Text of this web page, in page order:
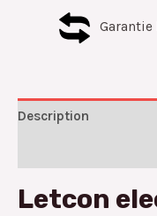
Description
Letcon